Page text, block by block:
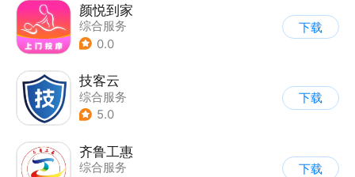
颜悦到家
综合服务
0.0
下载
技客云
综合服务
5.0
下载
齐鲁工惠
综合服务
下载